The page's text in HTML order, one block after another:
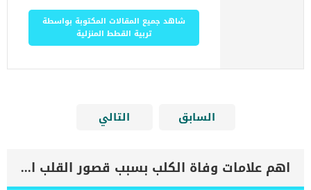
شاهد جميع المقالات المكتوبة بواسطة
تربية القطط المنزلية
السابق التالي
اهم علامات وفاة الكلب بسبب قصور القلب الاحتقانى